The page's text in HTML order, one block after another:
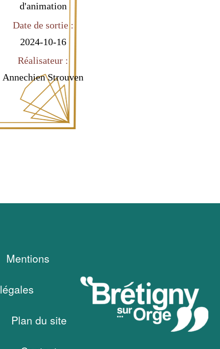
d'animation
Date de sortie :
2024-10-16
Réalisateur :
Annechien Strouven
Mentions
légales
Plan du site